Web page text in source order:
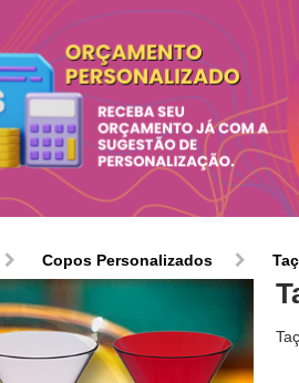
Copos Personalizados